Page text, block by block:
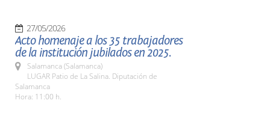
27/05/2026
Acto homenaje a los 35 trabajadores
de la institución jubilados en 2025.
Salamanca (Salamanca)
LUGAR Patio de La Salina. Diputación de
Salamanca
Hora: 11:00 h.